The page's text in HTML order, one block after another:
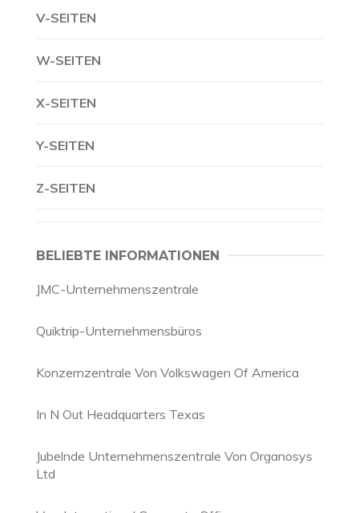
V-SEITEN
W-SEITEN
X-SEITEN
Y-SEITEN
Z-SEITEN
BELIEBTE INFORMATIONEN
JMC-Unternehmenszentrale
Quiktrip-Unternehmensbüros
Konzernzentrale Von Volkswagen Of America
In N Out Headquarters Texas
Jubelnde Unternehmenszentrale Von Organosys
Ltd